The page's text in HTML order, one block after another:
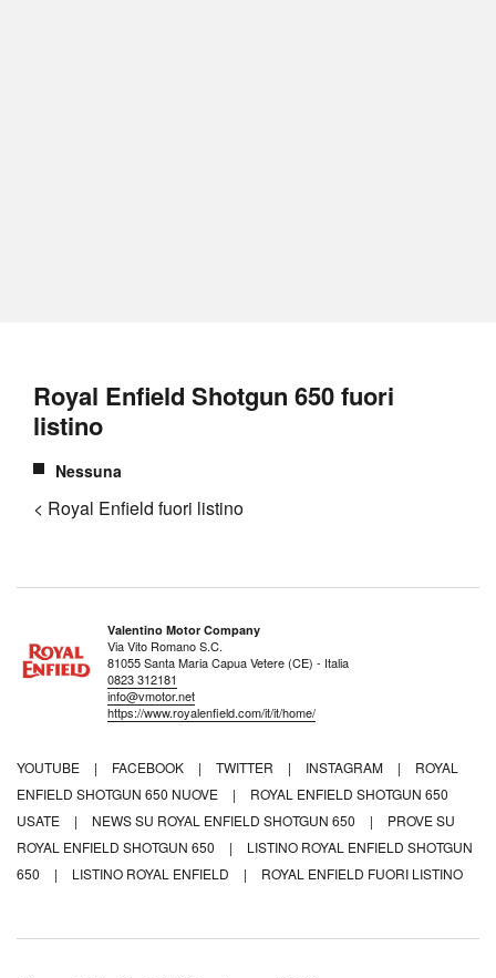
Royal Enfield Shotgun 650 fuori
listino
Nessuna
< Royal Enfield fuori listino
Valentino Motor Company
Via Vito Romano S.C.
81055 Santa Maria Capua Vetere (CE) - Italia
0823 312181
info@vmotor.net
https://www.royalenfield.com/it/it/home/
YOUTUBE | FACEBOOK | TWITTER | INSTAGRAM |
ROYAL
ENFIELD SHOTGUN 650 NUOVE
|
ROYAL ENFIELD SHOTGUN 650
USATE
| NEWS SU ROYAL ENFIELD SHOTGUN 650 |
PROVE SU
ROYAL ENFIELD SHOTGUN 650
|
LISTINO ROYAL ENFIELD SHOTGUN
650
| LISTINO ROYAL ENFIELD | ROYAL ENFIELD FUORI LISTINO